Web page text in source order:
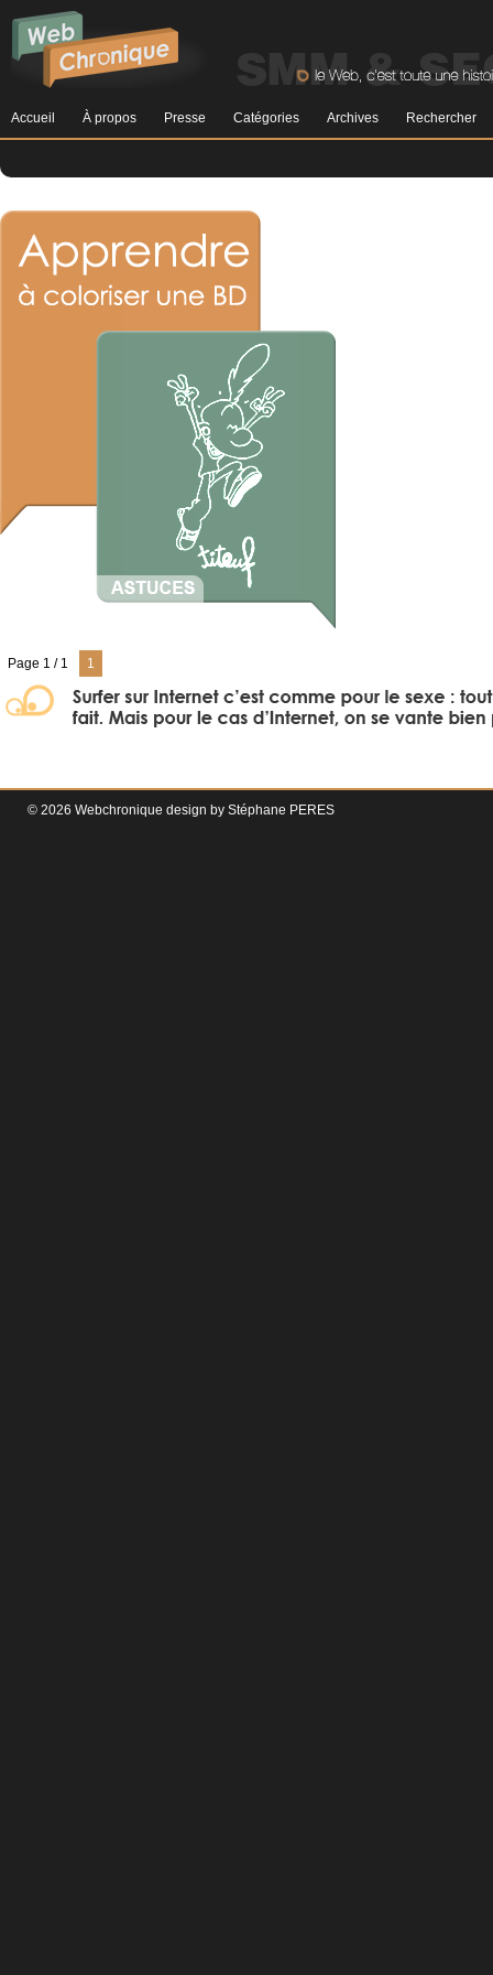
Accueil À propos Presse Catégories Archives Rechercher
Page 1 / 1 1
© 2026 Webchronique design by Stéphane PERES